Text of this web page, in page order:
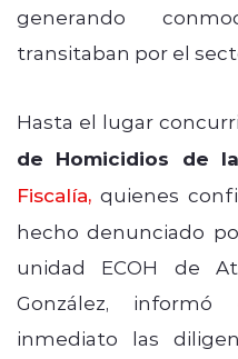
generando
transitaban por el
Hasta el lugar
de Homicidios de
Fiscalía, quienes
hecho denunciado
unidad ECOH de
González,
inmediato las